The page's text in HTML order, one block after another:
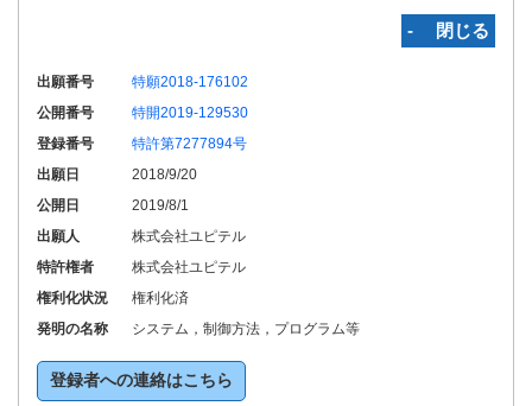
‐ 閉じる
出願番号
特願2018-176102
公開番号
特開2019-129530
登録番号
特許第7277894号
出願日
2018/9/20
公開日
2019/8/1
出願人
株式会社ユピテル
特許権者
株式会社ユピテル
権利化状況
権利化済
発明の名称
システム，制御方法，プログラム等
登録者への連絡はこちら